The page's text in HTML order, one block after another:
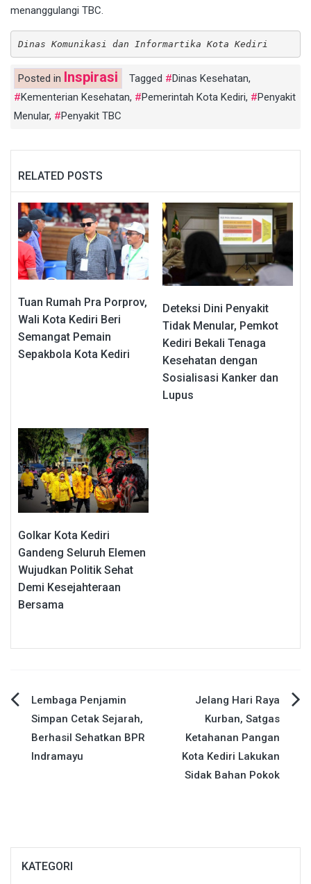
menanggulangi TBC.
Dinas Komunikasi dan Informartika Kota Kediri
Posted in Inspirasi Tagged Dinas Kesehatan,
Kementerian Kesehatan, Pemerintah Kota Kediri,
Penyakit
Menular, Penyakit TBC
RELATED POSTS
Tuan Rumah Pra Porprov,
Wali Kota Kediri Beri
Semangat Pemain
Sepakbola Kota Kediri
Deteksi Dini Penyakit
Tidak Menular, Pemkot
Kediri Bekali Tenaga
Kesehatan dengan
Sosialisasi Kanker dan
Lupus
Golkar Kota Kediri
Gandeng Seluruh Elemen
Wujudkan Politik Sehat
Demi Kesejahteraan
Bersama
Navigasi
pos
Lembaga Penjamin
Simpan Cetak Sejarah,
Berhasil Sehatkan BPR
Indramayu
Jelang Hari Raya
Kurban, Satgas
Ketahanan Pangan
Kota Kediri Lakukan
Sidak Bahan Pokok
KATEGORI